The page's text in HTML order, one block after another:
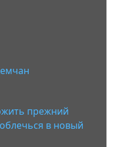
прежний
в новый